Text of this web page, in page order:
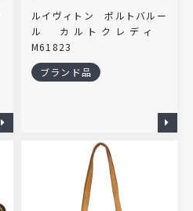
ルイヴィトン ポルトバルー
ル カルトクレディ
M61823
ブランド品